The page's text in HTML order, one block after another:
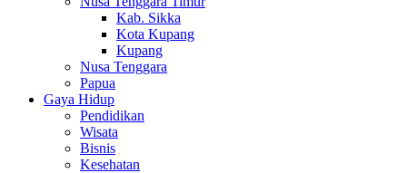
Kab. Sikka
Kota Kupang
Kupang
Nusa Tenggara
Papua
Gaya Hidup
Pendidikan
Wisata
Bisnis
Kesehatan